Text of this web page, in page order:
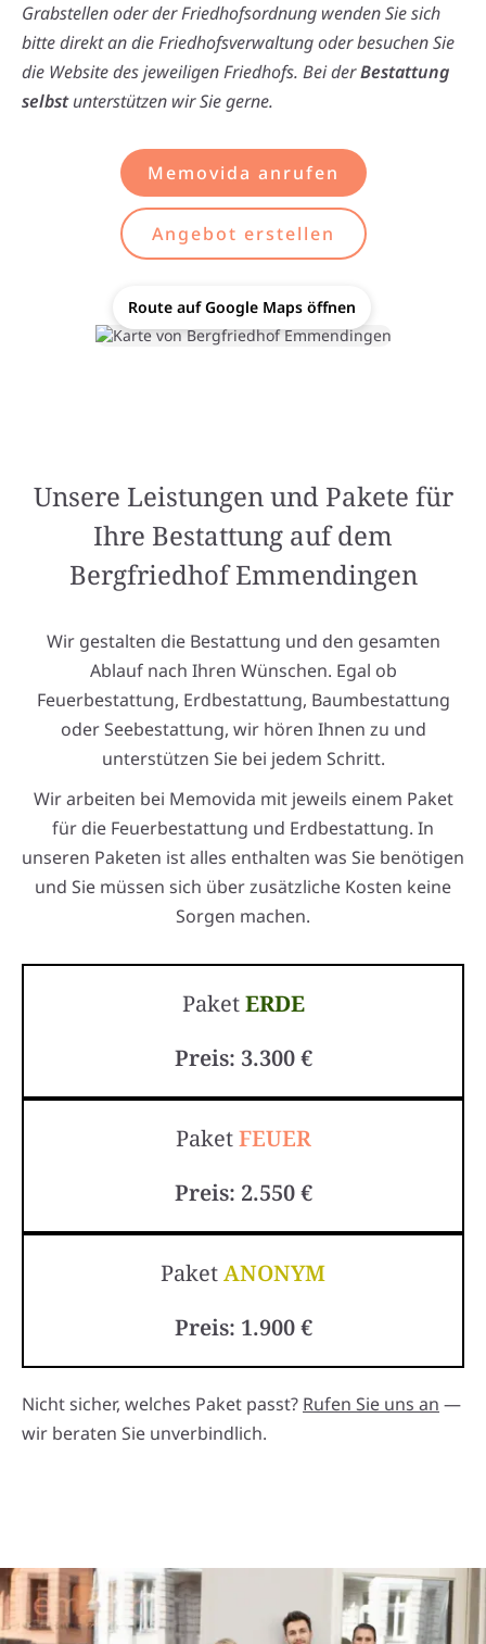
Grabstellen oder der Friedhofsordnung wenden Sie sich
bitte direkt an die Friedhofsverwaltung oder besuchen Sie
die Website des jeweiligen Friedhofs. Bei derBestattung
selbstunterstützen wir Sie gerne.
Memovida anrufen
Angebot erstellen
Route auf Google Maps öffnen
Unsere Leistungen und Pakete für
Ihre Bestattung auf dem
Bergfriedhof Emmendingen
Wir gestalten die Bestattung und den gesamten
Ablauf nach Ihren Wünschen. Egal ob
Feuerbestattung, Erdbestattung, Baumbestattung
oder Seebestattung, wir hören Ihnen zu und
unterstützen Sie bei jedem Schritt.
Wir arbeiten bei Memovida mit jeweils einem Paket
für die Feuerbestattung und Erdbestattung. In
unseren Paketen ist alles enthalten was Sie benötigen
und Sie müssen sich über zusätzliche Kosten keine
Sorgen machen.
PaketERDE
Preis: 3.300 €
PaketFEUER
Preis: 2.550 €
PaketANONYM
Preis: 1.900 €
Nicht sicher, welches Paket passt? Rufen Sie uns an —
wir beraten Sie unverbindlich.